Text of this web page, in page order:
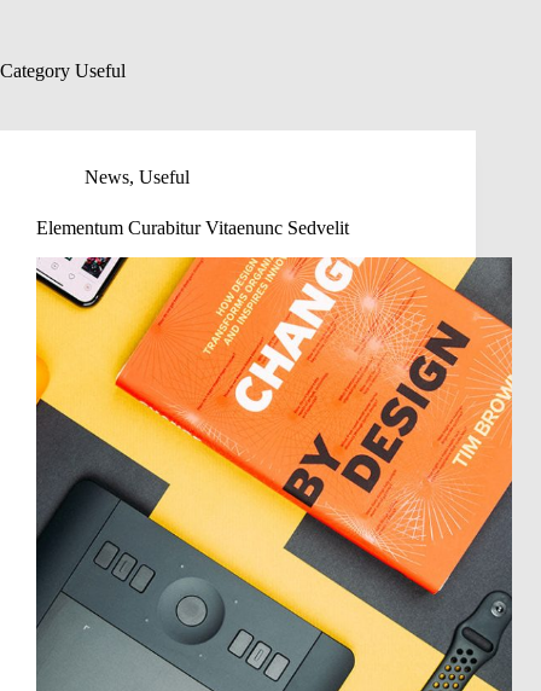
Category Useful
News, Useful
Elementum Curabitur Vitaenunc Sedvelit